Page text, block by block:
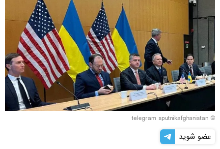
© telegram sputnikafghanistan
عضو شوید